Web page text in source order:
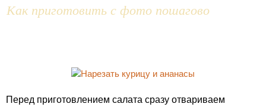
Как приготовить с фото пошагово
Перед приготовлением салата сразу отвариваем